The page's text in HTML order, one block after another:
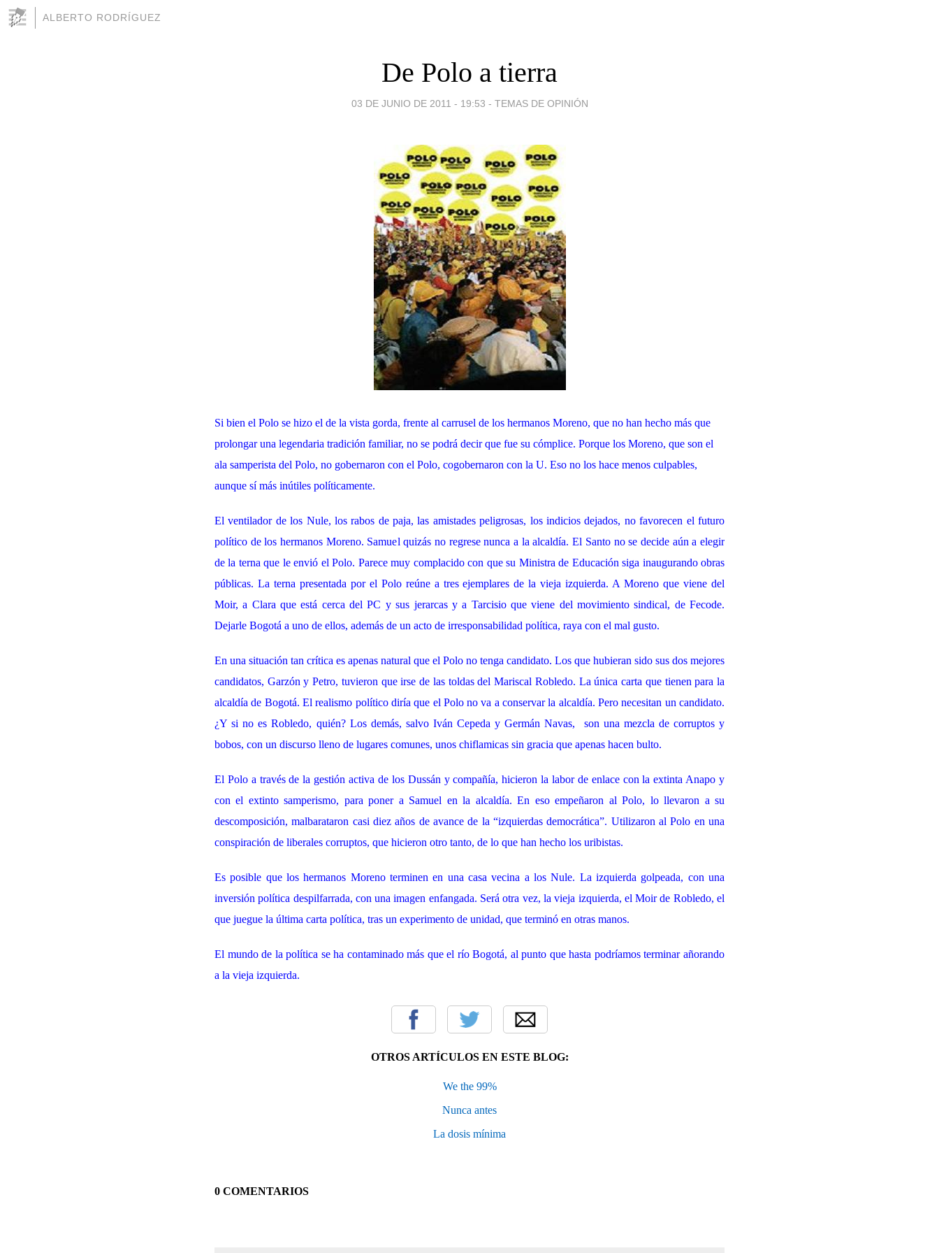
ALBERTO RODRÍGUEZ
De Polo a tierra
03 DE JUNIO DE 2011 - 19:53 - TEMAS DE OPINIÓN
Si bien el Polo se hizo el de la vista gorda, frente al carrusel de los hermanos Moreno, que no han hecho más que
prolongar una legendaria tradición familiar, no se podrá decir que fue su cómplice. Porque los Moreno, que son el
ala samperista del Polo, no gobernaron con el Polo, cogobernaron con la U. Eso no los hace menos culpables,
aunque sí más inútiles políticamente.
El ventilador de los Nule, los rabos de paja, las amistades peligrosas, los indicios dejados, no favorecen el futuro
político de los hermanos Moreno. Samuel quizás no regrese nunca a la alcaldía. El Santo no se decide aún a elegir
de la terna que le envió el Polo. Parece muy complacido con que su Ministra de Educación siga inaugurando obras
públicas. La terna presentada por el Polo reúne a tres ejemplares de la vieja izquierda. A Moreno que viene del
Moir, a Clara que está cerca del PC y sus jerarcas y a Tarcisio que viene del movimiento sindical, de Fecode.
Dejarle Bogotá a uno de ellos, además de un acto de irresponsabilidad política, raya con el mal gusto.
En una situación tan crítica es apenas natural que el Polo no tenga candidato. Los que hubieran sido sus dos mejores
candidatos, Garzón y Petro, tuvieron que irse de las toldas del Mariscal Robledo. La única carta que tienen para la
alcaldía de Bogotá. El realismo político diría que el Polo no va a conservar la alcaldía. Pero necesitan un candidato.
¿Y si no es Robledo, quién? Los demás, salvo Iván Cepeda y Germán Navas, son una mezcla de corruptos y
bobos, con un discurso lleno de lugares comunes, unos chiflamicas sin gracia que apenas hacen bulto.
El Polo a través de la gestión activa de los Dussán y compañía, hicieron la labor de enlace con la extinta Anapo y
con el extinto samperismo, para poner a Samuel en la alcaldía. En eso empeñaron al Polo, lo llevaron a su
descomposición, malbarataron casi diez años de avance de la “izquierdas democrática”. Utilizaron al Polo en una
conspiración de liberales corruptos, que hicieron otro tanto, de lo que han hecho los uribistas.
Es posible que los hermanos Moreno terminen en una casa vecina a los Nule. La izquierda golpeada, con una
inversión política despilfarrada, con una imagen enfangada. Será otra vez, la vieja izquierda, el Moir de Robledo, el
que juegue la última carta política, tras un experimento de unidad, que terminó en otras manos.
El mundo de la política se ha contaminado más que el río Bogotá, al punto que hasta podríamos terminar añorando
a la vieja izquierda.
OTROS ARTÍCULOS EN ESTE BLOG:
We the 99%
Nunca antes
La dosis mínima
0 COMENTARIOS